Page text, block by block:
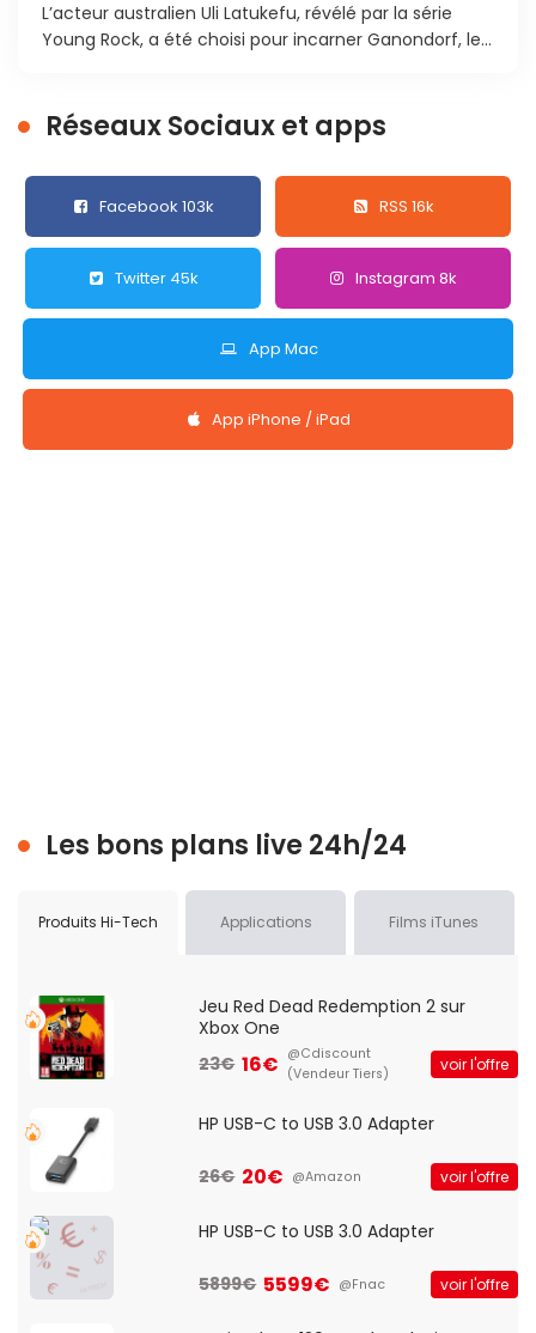
L’acteur australien Uli Latukefu, révélé par la série
Young Rock, a été choisi pour incarner Ganondorf, le...
Réseaux Sociaux et apps
Facebook 103k RSS 16k
Twitter 45k Instagram 8k
App Mac
App iPhone / iPad
Les bons plans live 24h/24
Produits Hi-Tech Applications Films iTunes
Jeu Red Dead Redemption 2 sur
Xbox One
23€ 16€ @Cdiscount
(Vendeur Tiers)
voir l'offre
HP USB-C to USB 3.0 Adapter
26€ 20€ @Amazon voir l'offre
HP USB-C to USB 3.0 Adapter
5899€ 5599€ @Fnac voir l'offre